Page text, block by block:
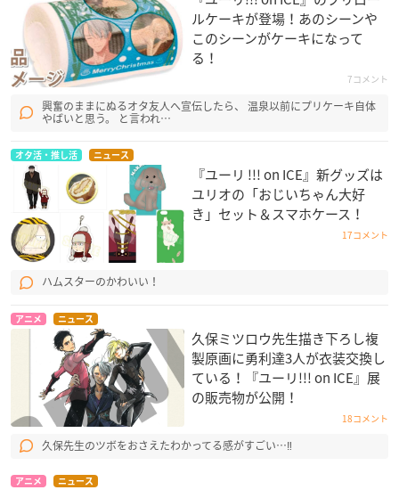
ルケーキが登場！あのシーンや
このシーンがケーキになって
る！
7コメント
興奮のままにぬるオタ友人へ宣伝したら、 温泉以前にプリケーキ自体
やばいと思う。 と言われ…
オタ活・推し活 ニュース
『ユーリ !!! on ICE』新グッズは
ユリオの「おじいちゃん大好
き」セット＆スマホケース！
17コメント
ハムスターのかわいい！
アニメ ニュース
久保ミツロウ先生描き下ろし複
製原画に勇利達3人が衣装交換し
ている！『ユーリ!!! on ICE』展
の販売物が公開！
18コメント
久保先生のツボをおさえたわかってる感がすごい…‼
アニメ ニュース